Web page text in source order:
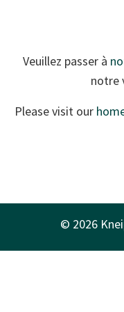
Veuillez passer à
notre
Please visit our
© 2026